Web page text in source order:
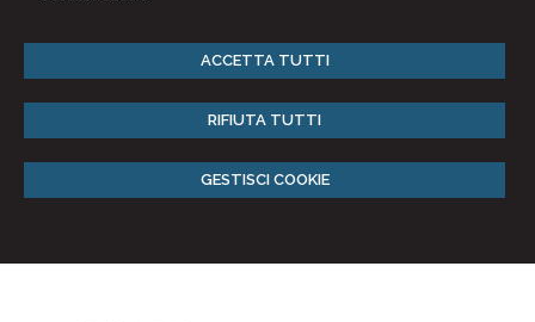
ACCETTA TUTTI
RIFIUTA TUTTI
GESTISCI COOKIE